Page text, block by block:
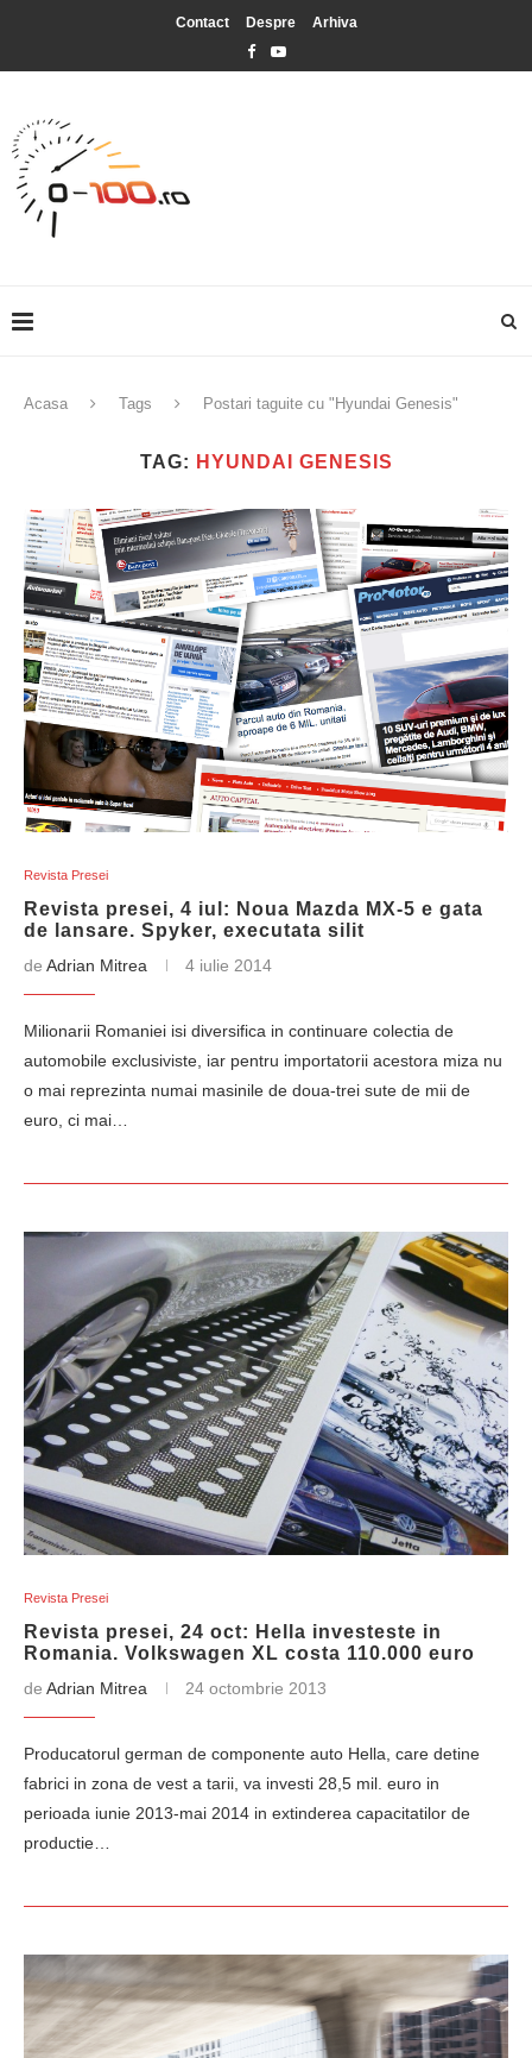
Contact Despre Arhiva
Acasa Tags Postari taguite cu "Hyundai Genesis"
TAG: HYUNDAI GENESIS
Revista Presei
Revista presei, 4 iul: Noua Mazda MX-5 e gata
de lansare. Spyker, executata silit
de Adrian Mitrea 4 iulie 2014
Milionarii Romaniei isi diversifica in continuare colectia de
automobile exclusiviste, iar pentru importatorii acestora miza nu
o mai reprezinta numai masinile de doua-trei sute de mii de
euro, ci mai…
Revista Presei
Revista presei, 24 oct: Hella investeste in
Romania. Volkswagen XL costa 110.000 euro
de Adrian Mitrea 24 octombrie 2013
Producatorul german de com­po­nente auto Hella, care detine
fabrici in zona de vest a tarii, va investi 28,5 mil. euro in
perioada iunie 2013-mai 2014 in extinderea capacitatilor de
productie…